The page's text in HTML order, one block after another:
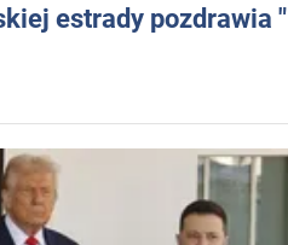
estrady pozdrawia